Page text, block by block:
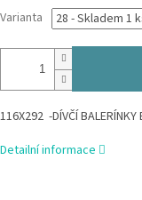
Varianta
116X292 -DÍVČÍ
Detailní informace